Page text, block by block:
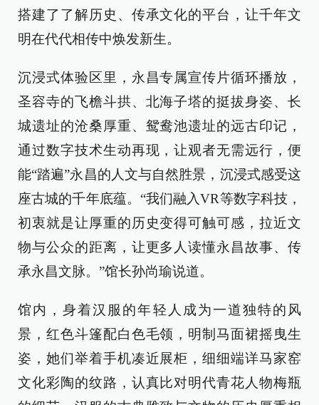
搭建了了解历史、传承文化的平台，让千年文
明在代代相传中焕发新生。
沉浸式体验区里，永昌专属宣传片循环播放，
圣容寺的飞檐斗拱、北海子塔的挺拔身姿、长
城遗址的沧桑厚重、鸳鸯池遗址的远古印记，
通过数字技术生动再现，让观者无需远行，便
能“踏遍”永昌的人文与自然胜景，沉浸式感受这
座古城的千年底蕴。“我们融入VR等数字科技，
初衷就是让厚重的历史变得可触可感，拉近文
物与公众的距离，让更多人读懂永昌故事、传
承永昌文脉。”馆长孙尚瑜说道。
馆内，身着汉服的年轻人成为一道独特的风
景，红色斗篷配白色毛领，明制马面裙摇曳生
姿，她们举着手机凑近展柜，细细端详马家窑
文化彩陶的纹路，认真比对明代青花人物梅瓶